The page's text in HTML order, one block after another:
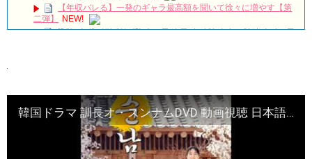
【年収バレる】一発のギャラ最高額を聞いて徐々に増やす【第
二弾】
NEW!
[3차 티저] 사랑 없는(?) 솔로들의 동거 리얼리티🔥 일상이 시트콤
The Untold Collapse of Yoo Ah-in NEW!
ユン・シユン＆イ・ユヨン主演「親愛なる判事様」視聴率7.8％
で水木ドラマ1位をキープ Big News TV NEW!
【衝撃】小笠原慎之介、甲子園初登板へ🔥「僕はロボットじゃ
ない」伝統の一戦で覚醒なるか⚾ NEW!
韓国ドラマ 訓長オ・スンナムDVD 動画視聴 日本語字幕 第1話～最終回（全120話）